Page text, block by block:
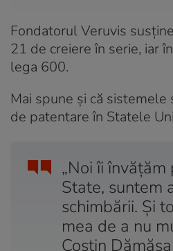
Fondatorul Veruvis
21 de creiere în serie, iar
lega 600.
Mai spune și că
de patentare în Statele
„Noi îi învățăm
State, suntem
schimbării. Și
mea de a nu
Costin